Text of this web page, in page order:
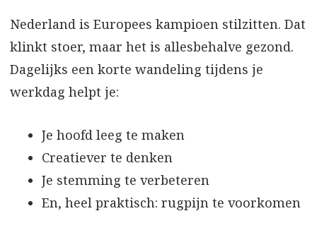
Nederland is Europees kampioen stilzitten. Dat
klinkt stoer, maar het is allesbehalve gezond.
Dagelijks een korte wandeling tijdens je
werkdag helpt je:
Je hoofd leeg te maken
Creatiever te denken
Je stemming te verbeteren
En, heel praktisch: rugpijn te voorkomen